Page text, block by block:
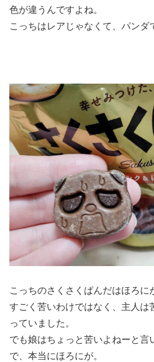
色が違うんですよね。
こっちはレアじゃなくて、パンダ
こっちのさくさくぱんだはほろに
すごく苦いわけではなく、主人は
っていました。
でも娘はちょっと苦いよねーと言
で、本当にほろにが。